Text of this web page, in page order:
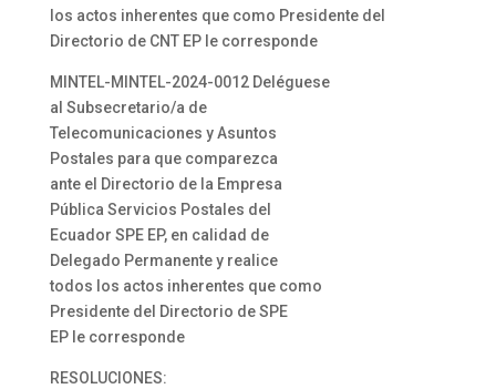
los actos inherentes que como Presidente del
Directorio de CNT EP le corresponde
MINTEL-MINTEL-2024-0012 Deléguese
al Subsecretario/a de
Telecomunicaciones y Asuntos
Postales para que comparezca
ante el Directorio de la Empresa
Pública Servicios Postales del
Ecuador SPE EP, en calidad de
Delegado Permanente y realice
todos los actos inherentes que como
Presidente del Directorio de SPE
EP le corresponde
RESOLUCIONES: